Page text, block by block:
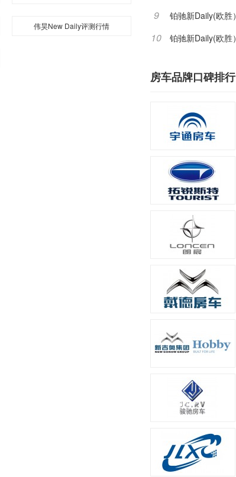
伟昊New Daily评测行情
9 铂驰新Daily(欧胜）
10 铂驰新Daily(欧胜）
房车品牌口碑排行